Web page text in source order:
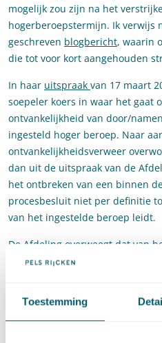
Toestemming
mogelijk zou zijn na het
hogerberoepstermijn. Ik verwijs
geschreven blogbericht, waarin
die tot voor kort aangehouden
In haar uitspraak van 17 maart
soepeler koers in waar het gaat
ontvankelijkheid van door/
ingesteld hoger beroep. Naar
ontvankelijkheidsverweer
dan uit de uitspraak van de
het ontbreken van een binnen
procesbesluit niet per definitie
van het ingestelde beroep leidt.
De Afdeling overweegt dat van
komt vast te staan dat het
worden overgelegd. Uit de